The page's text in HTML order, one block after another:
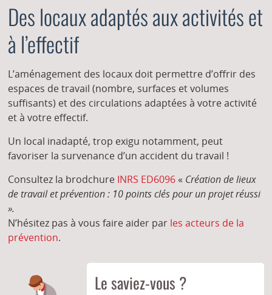
Des locaux adaptés aux activités et
à l’effectif
L’aménagement des locaux doit permettre d’offrir des
espaces de travail (nombre, surfaces et volumes
suffisants) et des circulations adaptées à votre activité
et à votre effectif.
Un local inadapté, trop exigu notamment, peut
favoriser la survenance d’un accident du travail !
Consultez la brodchure INRS ED6096« Création de lieux
de travail et prévention : 10 points clés pour un projet réussi
».
N’hésitez pas à vous faire aider par les acteurs de la
prévention.
Le saviez-vous ?